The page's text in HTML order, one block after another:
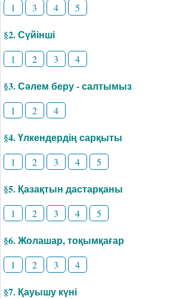
1 3 4 5
§2. Сүйінші
1 2 3 4
§3. Сәлем беру - салтымыз
1 2 4
§4. Үлкендердің сарқыты
1 2 3 4 5
§5. Қазақтын дастарқаны
1 2 3 4 5
§6. Жолашар, тоқымқағар
1 2 3 4
§7. Қауышу күні